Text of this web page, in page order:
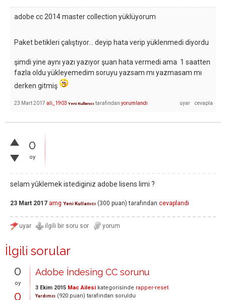
adobe cc 2014 master collection yüklüyorum
Paket betikleri çalıştıyor... deyip hata verip yüklenmedi diyordu
şimdi yine aynı yazı yazıyor şuan hata vermedi ama 1 saatten
fazla oldu yükleyemedim soruyu yazsam mı yazmasam mı
derken gitmiş
23 Mart 2017 ali_1903 Yeni Kullanıcı tarafından yorumlandı
0
oy
selam yûklemek istediginiz adobe lisens limi ?
23 Mart 2017 amg Yeni Kullanıcı (300 puan) tarafından cevaplandı
İlgili sorular
0
oy
0
Adobe İndesing CC sorunu
3 Ekim 2015 Mac Ailesi kategorisinde rapper-reset
Yardımcı (920 puan) tarafından soruldu